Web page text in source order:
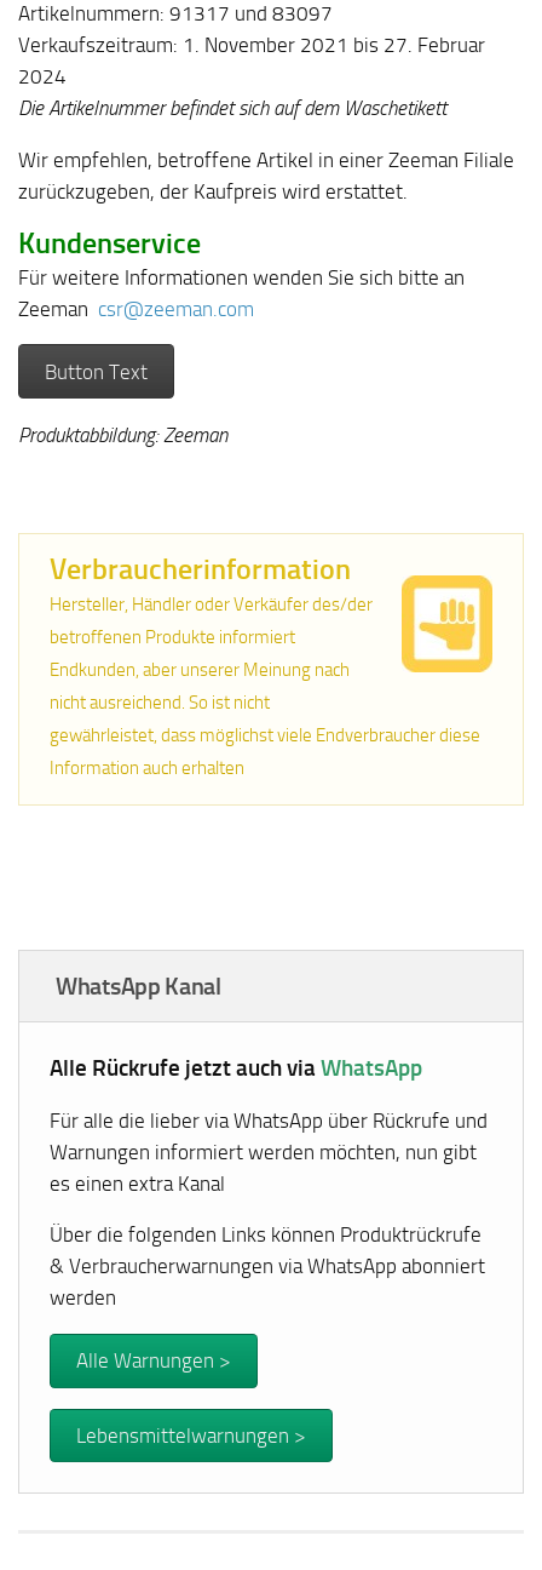
Artikelnummern: 91317 und 83097
Verkaufszeitraum: 1. November 2021 bis 27. Februar
2024
Die Artikelnummer befindet sich auf dem Waschetikett
Wir empfehlen, betroffene Artikel in einer Zeeman Filiale
zurückzugeben, der Kaufpreis wird erstattet.
Kundenservice
Für weitere Informationen wenden Sie sich bitte an
Zeeman csr@zeeman.com
Button Text
Produktabbildung: Zeeman
Verbraucherinformation
Hersteller, Händler oder Verkäufer des/der
betroffenen Produkte informiert
Endkunden, aber unserer Meinung nach
nicht ausreichend. So ist nicht
gewährleistet, dass möglichst viele Endverbraucher diese
Information auch erhalten
WhatsApp Kanal
Alle Rückrufe jetzt auch viaWhatsApp
Für alle die lieber via WhatsApp über Rückrufe und
Warnungen informiert werden möchten, nun gibt
es einen extra Kanal
Über die folgenden Links können Produktrückrufe
& Verbraucherwarnungen via WhatsApp abonniert
werden
Alle Warnungen >
Lebensmittelwarnungen >